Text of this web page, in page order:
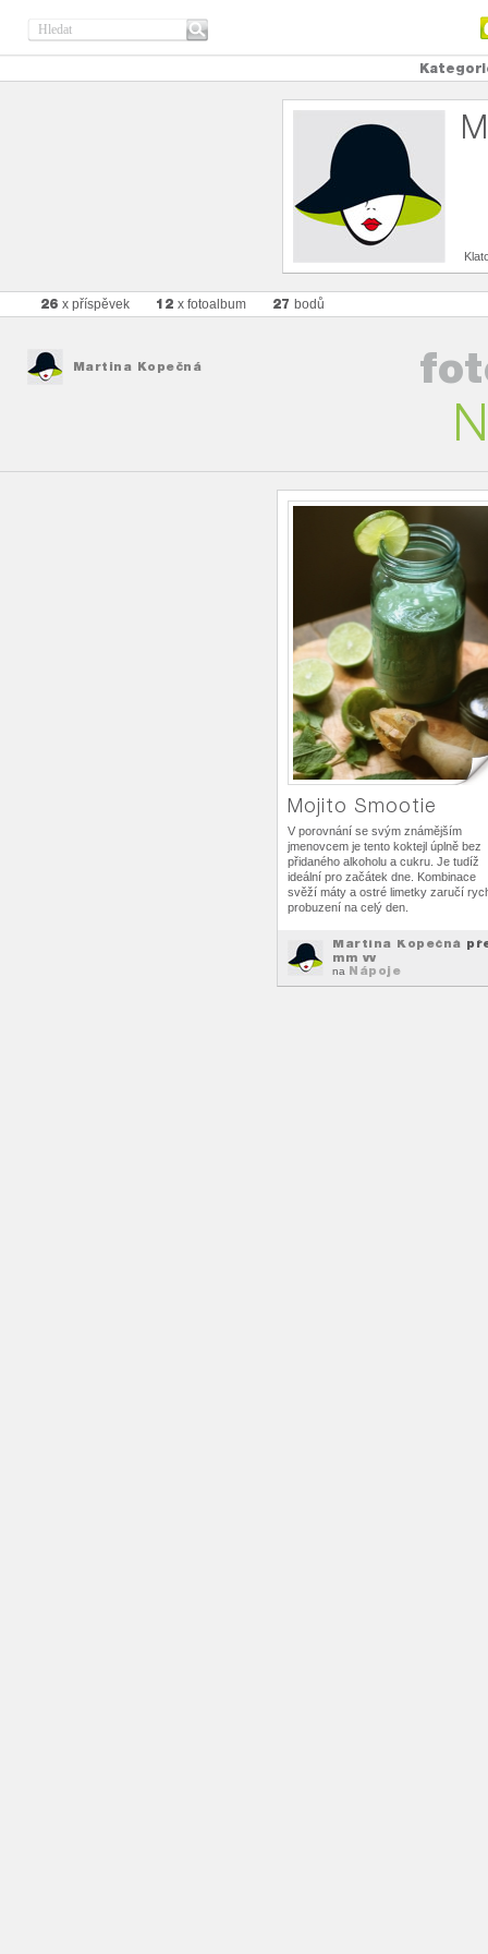
26 x příspěvek 12 x fotoalbum 27 bodů
Martina Kopečná
Mojito Smootie
V porovnání se svým známějším
jmenovcem je tento koktejl úplně bez
přidaného alkoholu a cukru. Je tudíž
ideální pro začátek dne. Kombinace
svěží máty a ostré limetky zaručí
probuzení na celý den.
Martina Kopečná
mm vv
na Nápoje